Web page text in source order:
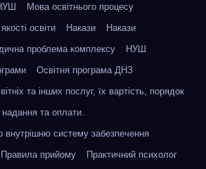
Мова освітнього процесу
освіти
Накази
Накази
проблема комплексу
НУШ
Освітня програма ДНЗ
та інших послуг, їх вартість, порядок
надання та оплати.
внутрішню систему забезпечення
Правила прийому Практичний психолог